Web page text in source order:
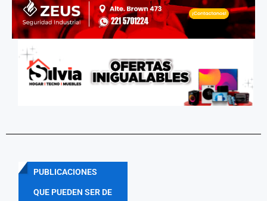
PUBLICACIONES
QUE PUEDEN SER DE